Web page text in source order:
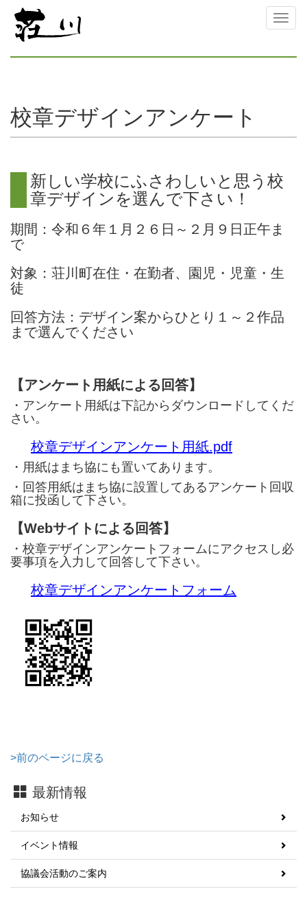
校章デザインアンケート
新 し い学校にふさ わ し い と 思 う 校
章デザイ ンを選んで下さ い ！
期間：令和６年１月２６日～２月９日正午ま
で
対象：荘川町在住・在勤者、園児・児童・生
徒
回答方法：デザイン案からひとり１～２作品
まで選んでください
【アンケート用紙による回答】
・アンケート用紙は下記からダウンロードしてくだ
さい。
校章デザインアンケート用紙.pdf
・用紙はまち協にも置いてあります。
・回答用紙はまち協に設置してあるアンケート回収
箱に投函して下さい。
【Webサイトによる回答】
・校章デザインアンケートフォームにアクセスし必
要事項を入力して回答して下さい。
校章デザインアンケートフォーム
>前のページに戻る
最新情報
お知らせ
イベント情報
協議会活動のご案内